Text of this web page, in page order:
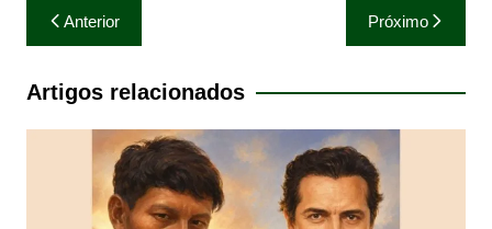
Navegação
de
Post
Anterior Próximo
Artigos relacionados